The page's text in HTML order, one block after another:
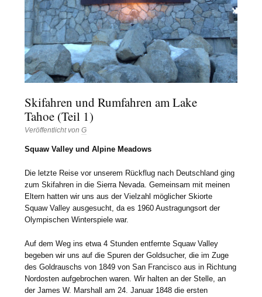
Skifahren und Rumfahren am Lake
Tahoe (Teil 1)
Veröffentlicht vonG
Squaw Valley und Alpine Meadows
Die letzte Reise vor unserem Rückflug nach Deutschland ging
zum Skifahren in die Sierra Nevada. Gemeinsam mit meinen
Eltern hatten wir uns aus der Vielzahl möglicher Skiorte
Squaw Valley ausgesucht, da es 1960 Austragungsort der
Olympischen Winterspiele war.
Auf dem Weg ins etwa 4 Stunden entfernte Squaw Valley
begeben wir uns auf die Spuren der Goldsucher, die im Zuge
des Goldrauschs von 1849 von San Francisco aus in Richtung
Nordosten aufgebrochen waren. Wir halten an der Stelle, an
der James W. Marshall am 24. Januar 1848 die ersten